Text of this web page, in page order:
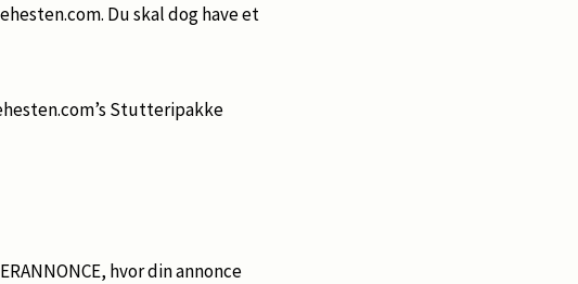
Du skal dog have et
Stutteripakke
hvor din annonce